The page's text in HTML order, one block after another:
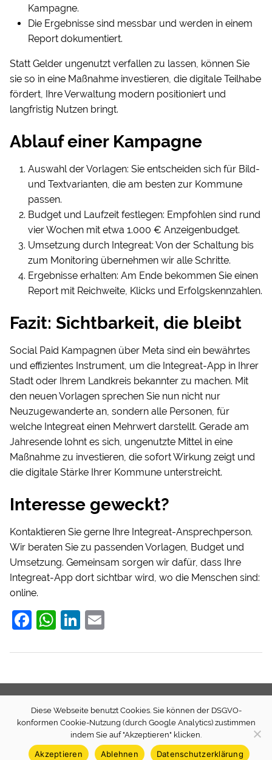
Kampagne.
Die Ergebnisse sind messbar und werden in einem
Report dokumentiert.
Statt Gelder ungenutzt verfallen zu lassen, können Sie
sie so in eine Maßnahme investieren, die digitale Teilhabe
fördert, Ihre Verwaltung modern positioniert und
langfristig Nutzen bringt.
Ablauf einer Kampagne
Auswahl der Vorlagen: Sie entscheiden sich für Bild-
und Textvarianten, die am besten zur Kommune
passen.
Budget und Laufzeit festlegen: Empfohlen sind rund
vier Wochen mit etwa 1.000 € Anzeigenbudget.
Umsetzung durch Integreat: Von der Schaltung bis
zum Monitoring übernehmen wir alle Schritte.
Ergebnisse erhalten: Am Ende bekommen Sie einen
Report mit Reichweite, Klicks und Erfolgskennzahlen.
Fazit: Sichtbarkeit, die bleibt
Social Paid Kampagnen über Meta sind ein bewährtes
und effizientes Instrument, um die Integreat-App in Ihrer
Stadt oder Ihrem Landkreis bekannter zu machen. Mit
den neuen Vorlagen sprechen Sie nun nicht nur
Neuzugewanderte an, sondern alle Personen, für
welche Integreat einen Mehrwert darstellt. Gerade am
Jahresende lohnt es sich, ungenutzte Mittel in eine
Maßnahme zu investieren, die sofort Wirkung zeigt und
die digitale Stärke Ihrer Kommune unterstreicht.
Interesse geweckt?
Kontaktieren Sie gerne Ihre Integreat-Ansprechperson.
Wir beraten Sie zu passenden Vorlagen, Budget und
Umsetzung. Gemeinsam sorgen wir dafür, dass Ihre
Integreat-App dort sichtbar wird, wo die Menschen sind:
online.
F
c
e
b
o
W
at
s
A
p
Li
k
e
dI
n
ai
l
Newsletter Presse Transparenz (extern)
Spenden
Quellcode
Impressum Datenschutz
Diese Webseite benutzt Cookies. Sie können der DSGVO-
konformen Cookie-Nutzung (durch Google Analytics) zustimmen
indem Sie auf "Akzeptieren" klicken.
Akzeptieren Ablehnen Datenschutzerklärung